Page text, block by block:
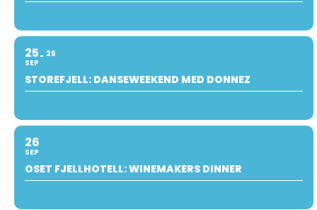
25
SEP
26
STOREFJELL: DANSEWEEKEND MED DONNEZ
26
SEP
OSET FJELLHOTELL: WINEMAKERS DINNER